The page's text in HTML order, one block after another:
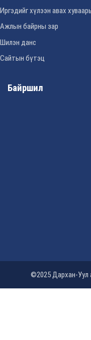
Иргэдийг хүлээн авах хуваарь
Ажлын байрны зар
Шилэн данс
Сайтын бүтэц
Байршил
©2025 Дархан-Уул